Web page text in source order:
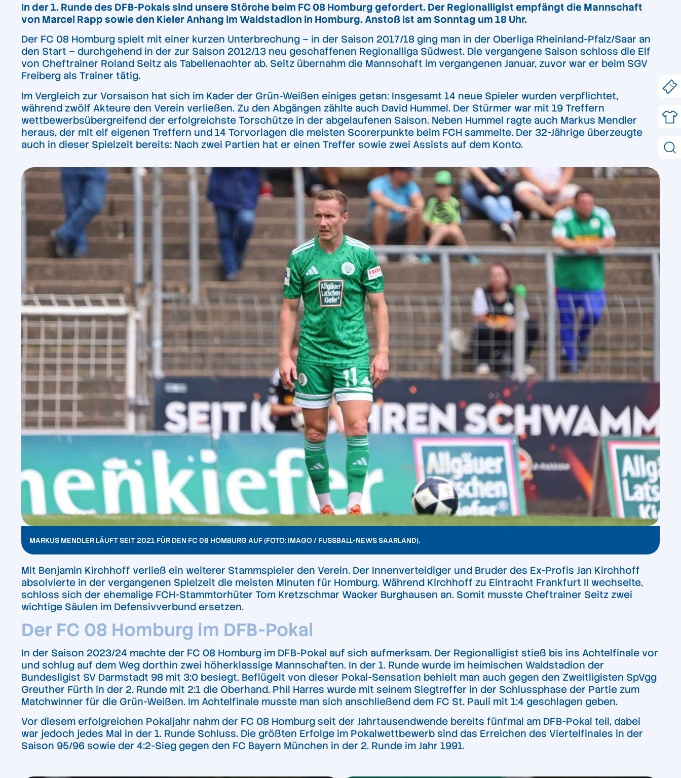
In der 1. Runde des DFB-Pokals sind unsere Störche beim FC 08 Homburg gefordert. Der Regionalligist empfängt die Mannschaft
von Marcel Rapp sowie den Kieler Anhang im Waldstadion in Homburg. Anstoß ist am Sonntag um 18 Uhr.
Der FC 08 Homburg spielt mit einer kurzen Unterbrechung – in der Saison 2017/18 ging man in der Oberliga Rheinland-Pfalz/Saar an
den Start – durchgehend in der zur Saison 2012/13 neu geschaffenen Regionalliga Südwest. Die vergangene Saison schloss die Elf
von Cheftrainer Roland Seitz als Tabellenachter ab. Seitz übernahm die Mannschaft im vergangenen Januar, zuvor war er beim SGV
Freiberg als Trainer tätig.
Im Vergleich zur Vorsaison hat sich im Kader der Grün-Weißen einiges getan: Insgesamt 14 neue Spieler wurden verpflichtet,
während zwölf Akteure den Verein verließen. Zu den Abgängen zählte auch David Hummel. Der Stürmer war mit 19 Treffern
wettbewerbsübergreifend der erfolgreichste Torschütze in der abgelaufenen Saison. Neben Hummel ragte auch Markus Mendler
heraus, der mit elf eigenen Treffern und 14 Torvorlagen die meisten Scorerpunkte beim FCH sammelte. Der 32-Jährige überzeugte
auch in dieser Spielzeit bereits: Nach zwei Partien hat er einen Treffer sowie zwei Assists auf dem Konto.
MARKUS MENDLER LÄUFT SEIT 2021 FÜR DEN FC 08 HOMBURG AUF (FOTO: IMAGO / FUSSBALL-NEWS SAARLAND).
Mit Benjamin Kirchhoff verließ ein weiterer Stammspieler den Verein. Der Innenverteidiger und Bruder des Ex-Profis Jan Kirchhoff
absolvierte in der vergangenen Spielzeit die meisten Minuten für Homburg. Während Kirchhoff zu Eintracht Frankfurt II wechselte,
schloss sich der ehemalige FCH-Stammtorhüter Tom Kretzschmar Wacker Burghausen an. Somit musste Cheftrainer Seitz zwei
wichtige Säulen im Defensivverbund ersetzen.
Der FC 08 Homburg im DFB-Pokal
In der Saison 2023/24 machte der FC 08 Homburg im DFB-Pokal auf sich aufmerksam. Der Regionalligist stieß bis ins Achtelfinale vor
und schlug auf dem Weg dorthin zwei höherklassige Mannschaften. In der 1. Runde wurde im heimischen Waldstadion der
Bundesligist SV Darmstadt 98 mit 3:0 besiegt. Beflügelt von dieser Pokal-Sensation behielt man auch gegen den Zweitligisten SpVgg
Greuther Fürth in der 2. Runde mit 2:1 die Oberhand. Phil Harres wurde mit seinem Siegtreffer in der Schlussphase der Partie zum
Matchwinner für die Grün-Weißen. Im Achtelfinale musste man sich anschließend dem FC St. Pauli mit 1:4 geschlagen geben.
Vor diesem erfolgreichen Pokaljahr nahm der FC 08 Homburg seit der Jahrtausendwende bereits fünfmal am DFB-Pokal teil, dabei
war jedoch jedes Mal in der 1. Runde Schluss. Die größten Erfolge im Pokalwettbewerb sind das Erreichen des Viertelfinales in der
Saison 95/96 sowie der 4:2-Sieg gegen den FC Bayern München in der 2. Runde im Jahr 1991.